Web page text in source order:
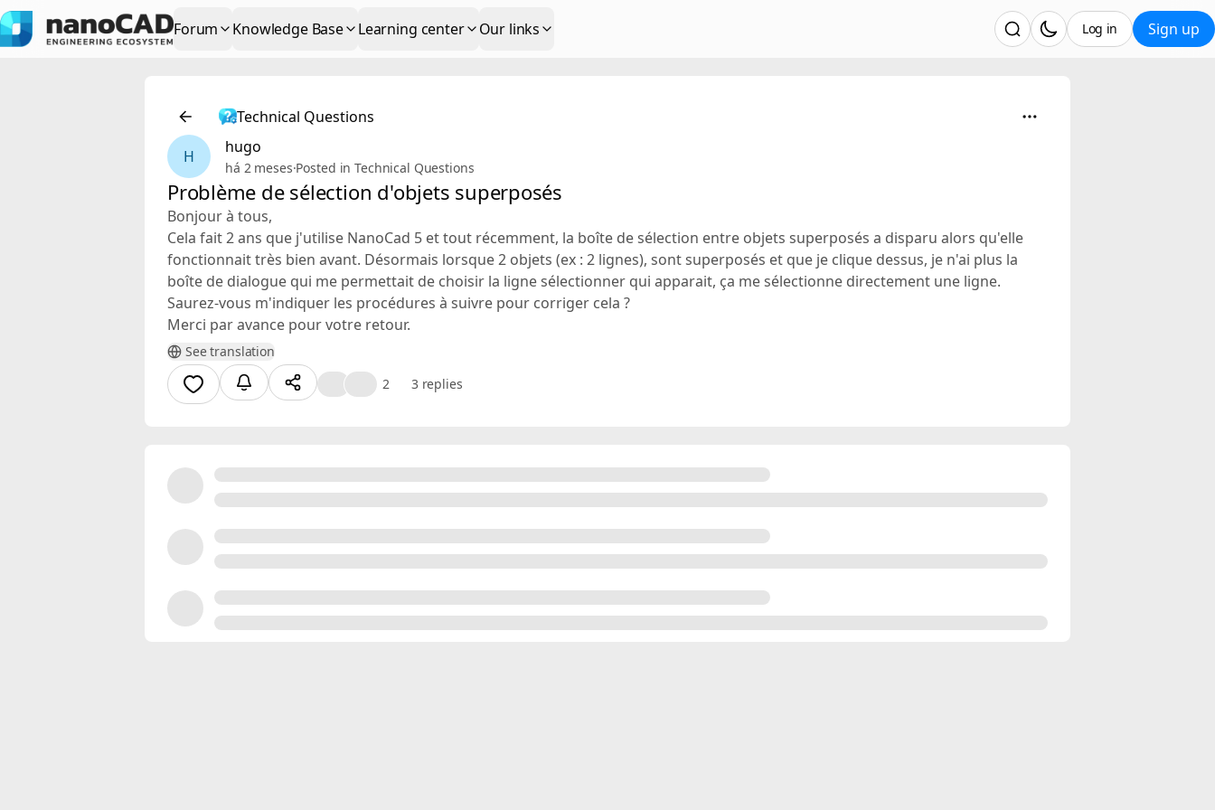
Forum Knowledge Base Learning center Our links Sign up
Log in
Technical Questions
H
hugo
há 2 meses·Posted in Technical Questions
Problème de sélection d'objets superposés
Bonjour à tous,
Cela fait 2 ans que j'utilise NanoCad 5 et tout récemment, la boîte de sélection entre objets superposés a disparu alors qu'elle
fonctionnait très bien avant. Désormais lorsque 2 objets (ex : 2 lignes), sont superposés et que je clique dessus, je n'ai plus la
boîte de dialogue qui me permettait de choisir la ligne sélectionner qui apparait, ça me sélectionne directement une ligne.
Saurez-vous m'indiquer les procédures à suivre pour corriger cela ?
Merci par avance pour votre retour.
See translation
2 3 replies